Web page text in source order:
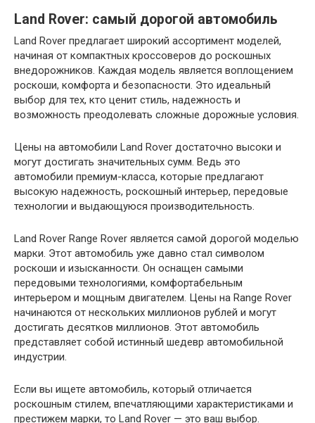
Land Rover: самый дорогой автомобиль
Land Rover предлагает широкий ассортимент моделей,
начиная от компактных кроссоверов до роскошных
внедорожников. Каждая модель является воплощением
роскоши, комфорта и безопасности. Это идеальный
выбор для тех, кто ценит стиль, надежность и
возможность преодолевать сложные дорожные условия.
Цены на автомобили Land Rover достаточно высоки и
могут достигать значительных сумм. Ведь это
автомобили премиум-класса, которые предлагают
высокую надежность, роскошный интерьер, передовые
технологии и выдающуюся производительность.
Land Rover Range Rover является самой дорогой моделью
марки. Этот автомобиль уже давно стал символом
роскоши и изысканности. Он оснащен самыми
передовыми технологиями, комфортабельным
интерьером и мощным двигателем. Цены на Range Rover
начинаются от нескольких миллионов рублей и могут
достигать десятков миллионов. Этот автомобиль
представляет собой истинный шедевр автомобильной
индустрии.
Если вы ищете автомобиль, который отличается
роскошным стилем, впечатляющими характеристиками и
престижем марки, то Land Rover — это ваш выбор.